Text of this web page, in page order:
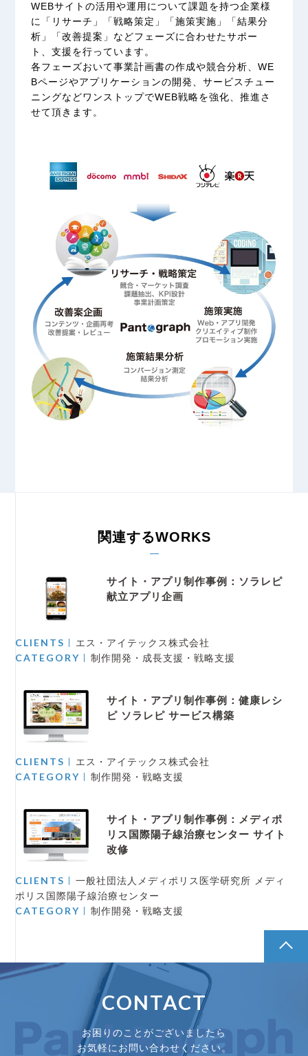
WEBサイトの活用や運用について課題を持つ企業様
に「リサーチ」「戦略策定」「施策実施」「結果分
析」「改善提案」などフェーズに合わせたサポー
ト、支援を行っています。
各フェーズおいて事業計画書の作成や競合分析、WE
Bページやアプリケーションの開発、サービスチュー
ニングなどワンストップでWEB戦略を強化、推進さ
せて頂きます。
関連するWORKS
サイト・アプリ制作事例：ソラレピ
献立アプリ企画
CLIENTS エス・アイテックス株式会社
CATEGORY 制作開発・成長支援・戦略支援
サイト・アプリ制作事例：健康レシ
ピ ソラレピ サービス構築
CLIENTS エス・アイテックス株式会社
CATEGORY 制作開発・戦略支援
サイト・アプリ制作事例：メディポ
リス国際陽子線治療センター サイト
改修
CLIENTS
一般社団法人メディポリス医学研究所 メディ
ポリス国際陽子線治療センター
CATEGORY 制作開発・戦略支援
CONTACT
お困りのことがございましたら
お気軽にお問い合わせください。